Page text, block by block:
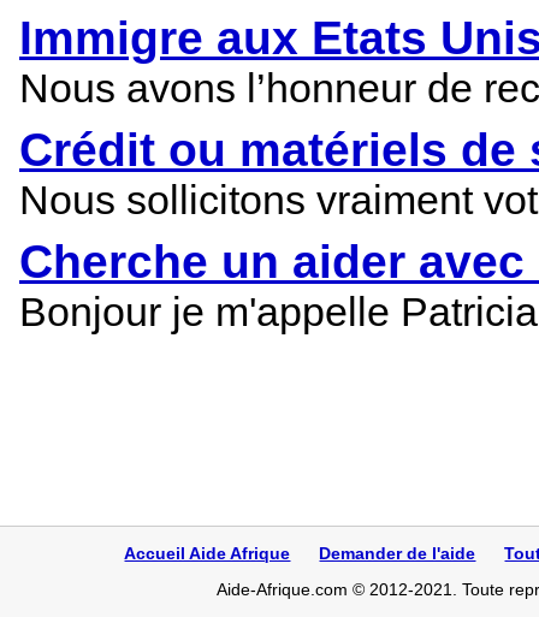
Immigre aux Etats
Nous avons l’honneur de
Crédit ou matériels de
Nous sollicitons vraiment
Cherche un aider
Bonjour je m'appelle
Accueil Aide Afrique Demander de l'aide
Aide-Afrique.com © 2012-2021. Toute